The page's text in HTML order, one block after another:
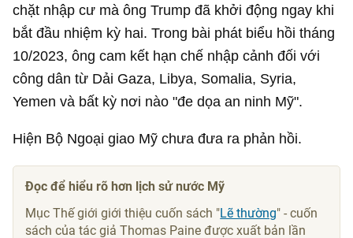
chặt nhập cư mà ông Trump đã khởi động ngay khi
bắt đầu nhiệm kỳ hai. Trong bài phát biểu hồi tháng
10/2023, ông cam kết hạn chế nhập cảnh đối với
công dân từ Dải Gaza, Libya, Somalia, Syria,
Yemen và bất kỳ nơi nào "đe dọa an ninh Mỹ".
Hiện Bộ Ngoại giao Mỹ chưa đưa ra phản hồi.
Đọc để hiểu rõ hơn lịch sử nước Mỹ
Mục Thế giới giới thiệu cuốn sách "Lẽ thường" - cuốn
sách của tác giả Thomas Paine được xuất bản lần